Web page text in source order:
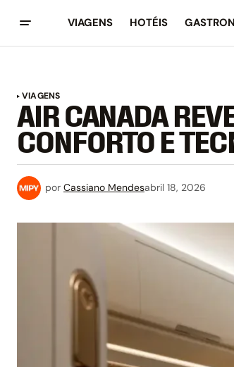
VIAGENS HOTÉIS
VIAGENS
AIR CANADA
CONFORTO E
por Cassiano Mendesabril 18, 2026